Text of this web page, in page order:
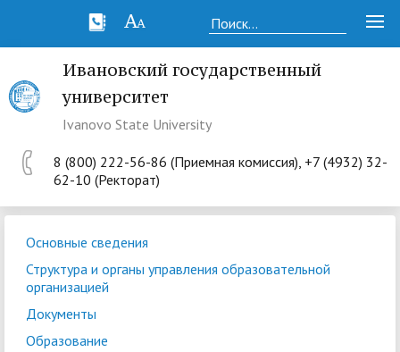
Ивановский государственный
университет
Ivanovo State University
8 (800) 222-56-86 (Приемная комиссия), +7 (4932) 32-
62-10 (Ректорат)
Основные сведения
Структура и органы управления образовательной
организацией
Документы
Образование